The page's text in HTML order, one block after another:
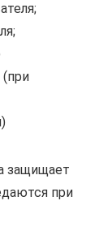
(при
защищает
при